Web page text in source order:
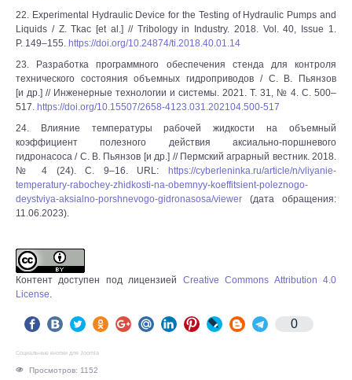
22. Experimental Hydraulic Device for the Testing of Hydraulic Pumps and
Liquids / Z. Tkас [et al.] // Tribology in Industry. 2018. Vol. 40, Issue 1.
P. 149‒155. https://doi.org/10.24874/ti.2018.40.01.14
23. Разработка программного обеспечения стенда для контроля
технического состояния объемных гидроприводов / С. В. Пьянзов
[и др.] // Инженерные технологии и системы. 2021. Т. 31, № 4. С. 500–
517. https://doi.org/10.15507/2658-4123.031.202104.500-517
24. Влияние температуры рабочей жидкости на объемный
коэффициент полезного действия аксиально-поршневого
гидронасоса / С. В. Пьянзов [и др.] // Пермский аграрный вестник. 2018.
№ 4 (24). С. 9‒16. URL:
https://cyberleninka.ru/article/n/vliyanie-
temperatury-rabochey-zhidkosti-na-obemnyy-koeffitsient-poleznogo-
deystviya-aksialno-porshnevogo-gidronasosa/viewer (дата обращения:
11.06.2023).
Контент доступен под лицензией Creative Commons Attribution 4.0
License.
0
Социальные кнопки для Joomla
Просмотров: 1152